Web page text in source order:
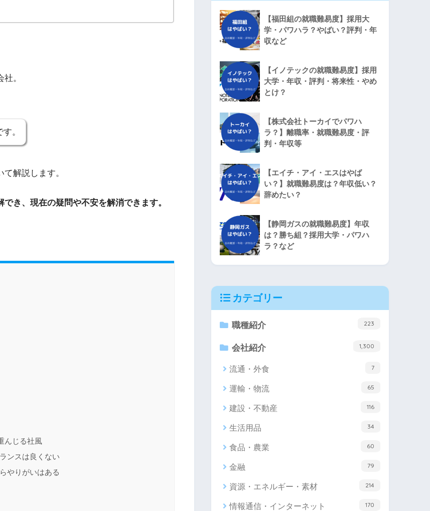
。
。
解説します。
き、現在の疑問や不安を解消できます。
んじる社風
ンスは良くない
やりがいはある
【福田組の就職難易度】採用大
学・パワハラ？やばい？評判・年
収など
【イノテックの就職難易度】採用
大学・年収・評判・将来性・やめ
とけ？
【株式会社トーカイでパワハ
ラ？】離職率・就職難易度・評
判・年収等
【エイチ・アイ・エスはやば
い？】就職難易度は？年収低い？
辞めたい？
【静岡ガスの就職難易度】年収
は？勝ち組？採用大学・パワハ
ラ？など
カテゴリー
職種紹介 223
会社紹介 1,300
流通・外食 7
運輸・物流 65
建設・不動産 116
生活用品 34
食品・農業 60
金融 79
資源・エネルギー・素材 214
情報通信・インターネット 170